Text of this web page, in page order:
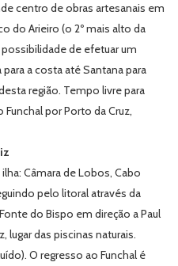
centro de obras artesanais em
do Arieiro (o 2º mais alto da
de efetuar um
a costa até Santana para
região. Tempo livre para
por Porto da Cruz,
Câmara de Lobos, Cabo
pelo litoral através da
do Bispo em direção a Paul
lugar das piscinas naturais.
O regresso ao Funchal é